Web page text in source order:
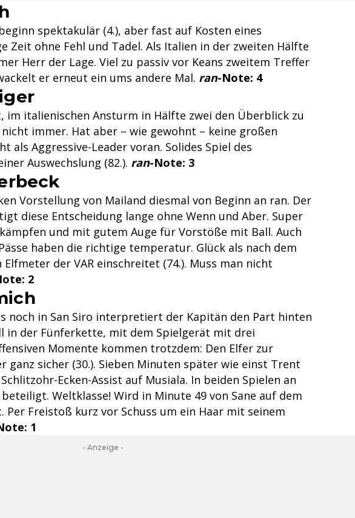
spektakulär (4.), aber fast auf Kosten eines
Zeit ohne Fehl und Tadel. Als Italien in der zweiten Hälfte
Herr der Lage. Viel zu passiv vor Keans zweitem Treffer
er erneut ein ums andere Mal. ran-Note: 4
im italienischen Ansturm in Hälfte zwei den Überblick zu
immer. Hat aber – wie gewohnt – keine großen
als Aggressive-Leader voran. Solides Spiel des
Auswechslung (82.). ran-Note: 3
Vorstellung von Mailand diesmal von Beginn an ran. Der
diese Entscheidung lange ohne Wenn und Aber. Super
und mit gutem Auge für Vorstöße mit Ball. Auch
haben die richtige temperatur. Glück als nach dem
der VAR einschreitet (74.). Muss man nicht
2
noch in San Siro interpretiert der Kapitän den Part hinten
in der Fünferkette, mit dem Spielgerät mit drei
Momente kommen trotzdem: Den Elfer zur
ganz sicher (30.). Sieben Minuten später wie einst Trent
Ecken-Assist auf Musiala. In beiden Spielen an
Weltklasse! Wird in Minute 49 von Sane auf dem
Per Freistoß kurz vor Schuss um ein Haar mit seinem
1
- Anzeige -